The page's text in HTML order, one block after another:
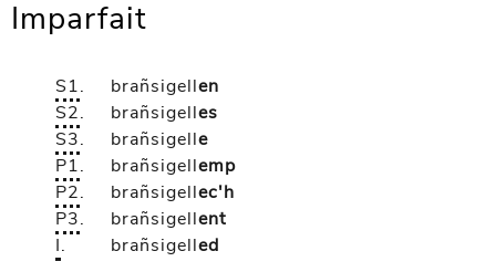
Imparfait
S1. brañsigellen
S2. brañsigelles
S3. brañsigelle
P1. brañsigellemp
P2. brañsigellec'h
P3. brañsigellent
I. brañsigelled